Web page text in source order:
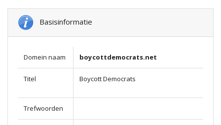
Basisinformatie
Domein naam boycottdemocrats.net
Titel Boycott Democrats
Trefwoorden